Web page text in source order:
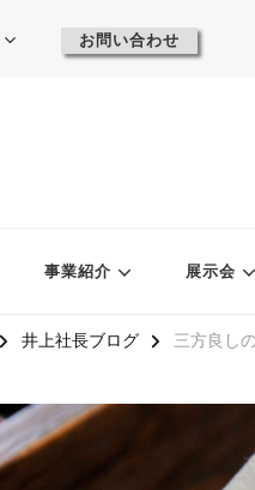
お問い合わせ
事業紹介 展示会
井上社長ブログ 三方良し